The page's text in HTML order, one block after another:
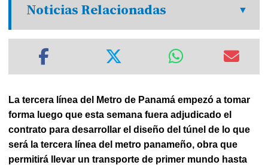
Noticias Relacionadas
La tercera línea del Metro de Panamá empezó a tomar
forma luego que esta semana fuera adjudicado el
contrato para desarrollar el diseño del túnel de lo que
será la tercera línea del metro panameño, obra que
permitirá llevar un transporte de primer mundo hasta